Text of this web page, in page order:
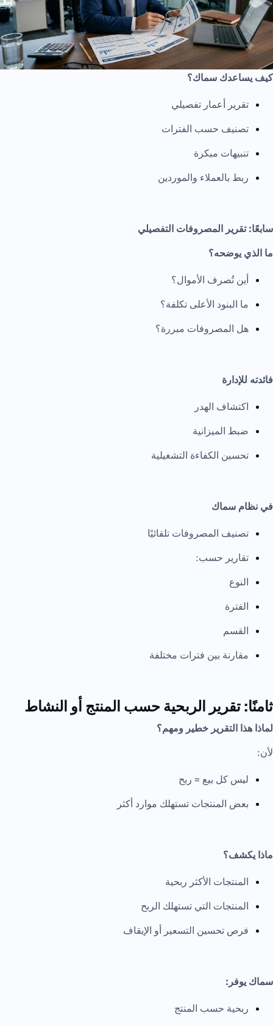
كيف يساعدك سماك؟
تقرير أعمار تفصيلي
تصنيف حسب الفترات
تنبيهات مبكرة
ربط بالعملاء والموردين
سابعًا: تقرير المصروفات التفصيلي
ما الذي يوضحه؟
أين تُصرف الأموال؟
ما البنود الأعلى تكلفة؟
هل المصروفات مبررة؟
فائدته للإدارة
اكتشاف الهدر
ضبط الميزانية
تحسين الكفاءة التشغيلية
في نظام سماك
تصنيف المصروفات تلقائيًا
تقارير حسب:
النوع
الفترة
القسم
مقارنة بين فترات مختلفة
ثامنًا: تقرير الربحية حسب المنتج أو النشاط
لماذا هذا التقرير خطير ومهم؟
لأن:
ليس كل بيع = ربح
بعض المنتجات تستهلك موارد أكثر
ماذا يكشف؟
المنتجات الأكثر ربحية
المنتجات التي تستهلك الربح
فرص تحسين التسعير أو الإيقاف
سماك يوفر:
ربحية حسب المنتج